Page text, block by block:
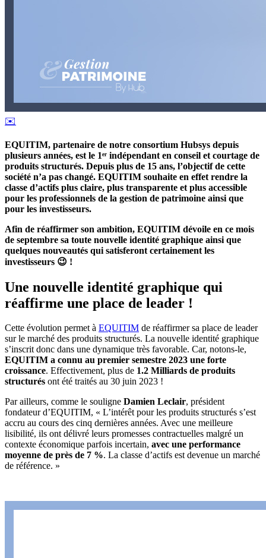
✉️
EQUITIM, partenaire de notre consortium Hubsys depuis
plusieurs années, est le 1ᵉʳ indépendant en conseil et courtage de
produits structurés. Depuis plus de 15 ans, l’objectif de cette
société n’a pas changé. EQUITIM souhaite en effet rendre la
classe d’actifs plus claire, plus transparente et plus accessible
pour les professionnels de la gestion de patrimoine ainsi que
pour les investisseurs.
Afin de réaffirmer son ambition, EQUITIM dévoile en ce mois
de septembre sa toute nouvelle identité graphique ainsi que
quelques nouveautés qui satisferont certainement les
investisseurs 😉 !
Une nouvelle identité graphique qui
réaffirme une place de leader !
Cette évolution permet à EQUITIM de réaffirmer sa place de leader
sur le marché des produits structurés. La nouvelle identité graphique
s’inscrit donc dans une dynamique très favorable. Car, notons-le,
EQUITIM a connu au premier semestre 2023 une forte
croissance. Effectivement, plus de 1.2 Milliards de produits
structurés ont été traités au 30 juin 2023 !
Par ailleurs, comme le souligne Damien Leclair, président
fondateur d’EQUITIM, « L’intérêt pour les produits structurés s’est
accru au cours des cinq dernières années. Avec une meilleure
lisibilité, ils ont délivré leurs promesses contractuelles malgré un
contexte économique parfois incertain, avec une performance
moyenne de près de 7 %. La classe d’actifs est devenue un marché
de référence. »